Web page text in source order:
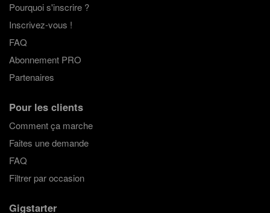
Pourquoi s'inscrire ?
Inscrivez-vous !
FAQ
Abonnement PRO
Partenaires
Pour les clients
Comment ça marche
Faites une demande
FAQ
Filtrer par occasion
Gigstarter